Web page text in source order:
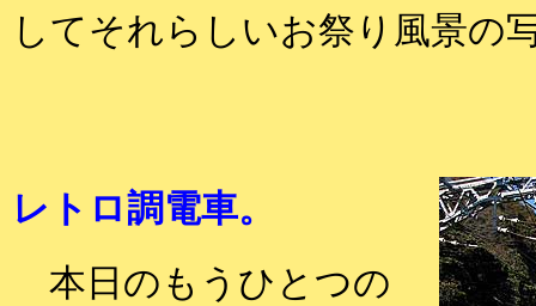
してそれらしいお祭り風景の
レトロ調電車。
本日のもうひとつの